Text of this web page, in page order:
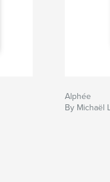
Alphée
By Michaël